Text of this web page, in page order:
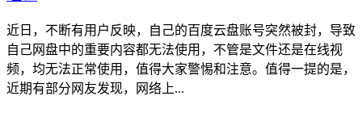
近日，不断有用户反映，自己的百度云盘账号突然被封，导致
自己网盘中的重要内容都无法使用，不管是文件还是在线视
频，均无法正常使用，值得大家警惕和注意。值得一提的是，
近期有部分网友发现，网络上...